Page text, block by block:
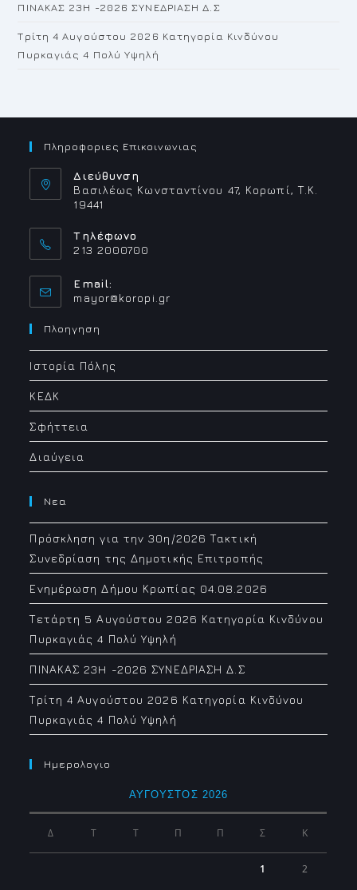
ΠΙΝΑΚΑΣ 23H -2026 ΣΥΝΕΔΡΙΑΣΗ Δ.Σ
Τρίτη 4 Αυγούστου 2026 Κατηγορία Κινδύνου
Πυρκαγιάς 4 Πολύ Υψηλή
Πληροφοριες Επικοινωνιας
Διεύθυνση
Βασιλέως Κωνσταντίνου 47, Κορωπί, Τ.Κ.
19441
Τηλέφωνο
213 2000700
Email:
mayor@koropi.grOpens
Πλοηγηση
Ιστορία Πόλης
ΚΕΔΚ
Σφήττεια
Διαύγεια
Νεα
Πρόσκληση για την 30η/2026 Τακτική
Συνεδρίαση της Δημοτικής Επιτροπής
Ενημέρωση Δήμου Κρωπίας 04.08.2026
Τετάρτη 5 Αυγούστου 2026 Κατηγορία Κινδύνου
Πυρκαγιάς 4 Πολύ Υψηλή
ΠΙΝΑΚΑΣ 23H -2026 ΣΥΝΕΔΡΙΑΣΗ Δ.Σ
Τρίτη 4 Αυγούστου 2026 Κατηγορία Κινδύνου
Πυρκαγιάς 4 Πολύ Υψηλή
Ημερολογιο
ΑΎΓΟΥΣΤΟΣ 2026
Δ Τ Τ Π Π Σ Κ
1 2